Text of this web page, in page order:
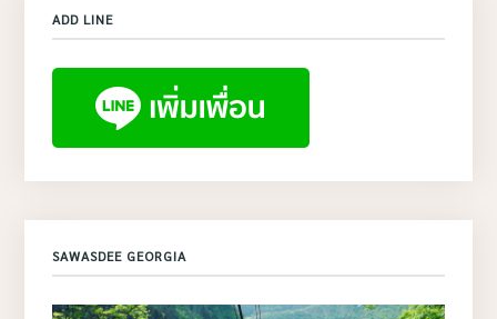
ADD LINE
SAWASDEE GEORGIA